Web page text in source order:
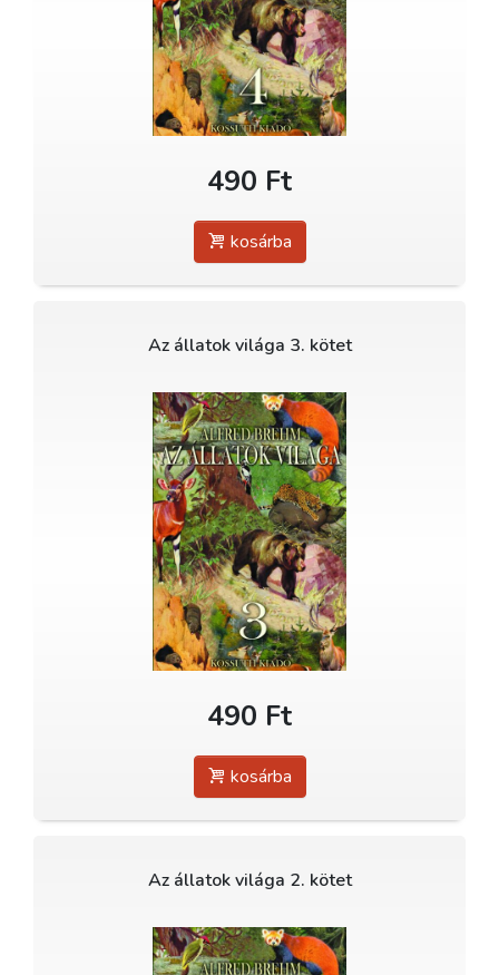
490 Ft
kosárba
Az állatok világa 3. kötet
490 Ft
kosárba
Az állatok világa 2. kötet